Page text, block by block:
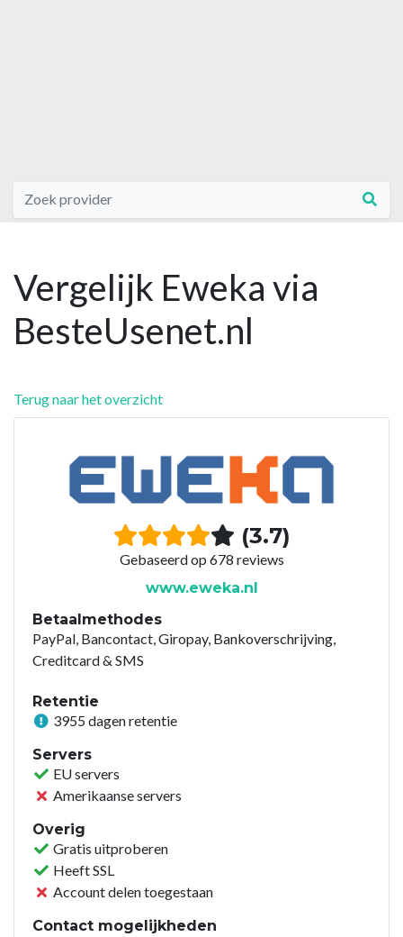
Vergelijk Eweka via
BesteUsenet.nl
Terug naar het overzicht
(3.7)
Gebaseerd op 678 reviews
www.eweka.nl
Betaalmethodes
PayPal, Bancontact, Giropay, Bankoverschrijving,
Creditcard & SMS
Retentie
3955 dagen retentie
Servers
EU servers
Amerikaanse servers
Overig
Gratis uitproberen
Heeft SSL
Account delen toegestaan
Contact mogelijkheden